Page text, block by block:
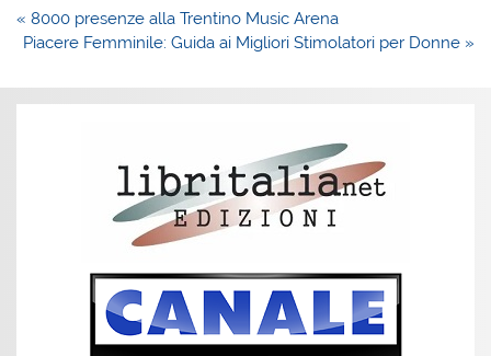
Navigazione
articoli
« 8000 presenze alla Trentino Music Arena
Piacere Femminile: Guida ai Migliori Stimolatori per Donne »